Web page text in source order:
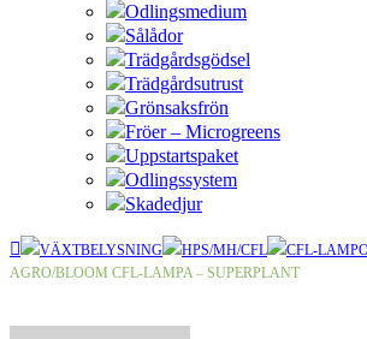
Odlingsmedium
Sålådor
Trädgårdsgödsel
Trädgårdsutrust
Grönsaksfrön
Fröer – Microgreens
Uppstartspaket
Odlingssystem
Skadedjur
VÄXTBELYSNING HPS/MH/CFL CFL-
AGRO/BLOOM CFL-LAMPA – SUPERPLANT